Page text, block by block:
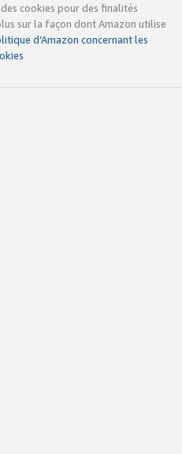
cookies pour des finalités
sur la façon dont Amazon utilise
d’Amazon concernant les